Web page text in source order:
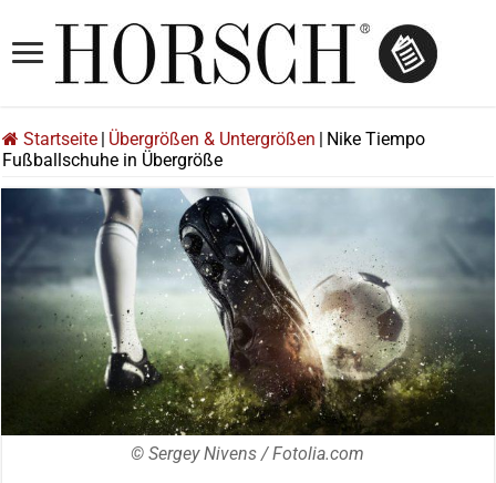
Startseite Übergrößen & Untergrößen
Nike Tiempo
Fußballschuhe in Übergröße
© Sergey Nivens / Fotolia.com